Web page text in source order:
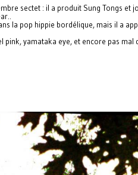
sectet : il a produit Sung Tongs et
la pop hippie bordélique, mais il a
yamataka eye, et encore pas mal